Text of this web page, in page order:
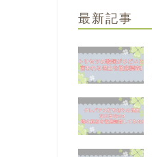
最新記事